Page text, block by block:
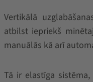
Vertikālā
atbilst iepriekš
manuālās kā arī
Tā ir elastīga